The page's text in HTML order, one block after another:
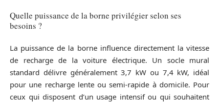
Quelle puissance de la borne privilégier selon ses
besoins ?
La puissance de la borne influence directement la vitesse
de recharge de la voiture électrique. Un socle mural
standard délivre généralement 3,7 kW ou 7,4 kW, idéal
pour une recharge lente ou semi-rapide à domicile. Pour
ceux qui disposent d’un usage intensif ou qui souhaitent